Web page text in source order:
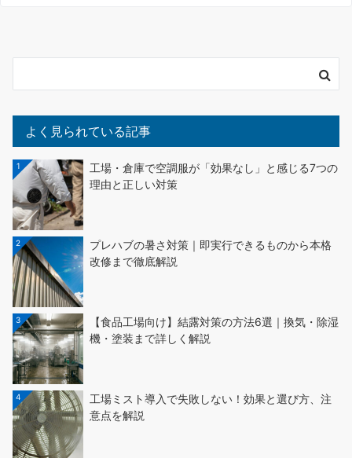
よく見られている記事
1
工場・倉庫で空調服が「効果なし」と感じる7つの
理由と正しい対策
2
プレハブの暑さ対策｜即実行できるものから本格
改修まで徹底解説
3
【食品工場向け】結露対策の方法6選｜換気・除湿
機・塗装まで詳しく解説
4
工場ミスト導入で失敗しない！効果と選び方、注
意点を解説